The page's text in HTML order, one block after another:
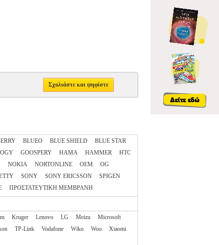
Σχολιάστε και ψηφίστε
BLUEO BLUE SHIELD
BLUE STAR
GOOSPERY HAMA HAMMER
HTC
NOKIA NORTONLINE OEM
OG
SONY SONY ERICSSON
SPIGEN
ΠΡΟΣΤΑΤΕΥΤΙΚΗ ΜΕΜΒΡΑΝΗ
Kruger Lenovo LG Meizu
Microsoft
TP-Link Vodafone Wiko Woo
Xiaomi